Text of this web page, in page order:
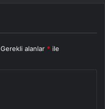
Gerekli alanlar * ile